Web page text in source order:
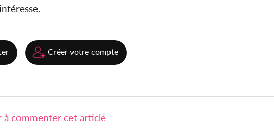
Créer votre compte
à commenter cet article